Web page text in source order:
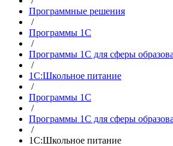
Программные решения
/
Программы 1С
/
Программы 1С для сферы
/
1С:Школьное питание
/
Программы 1С
/
Программы 1С для сферы
/
1С:Школьное питание